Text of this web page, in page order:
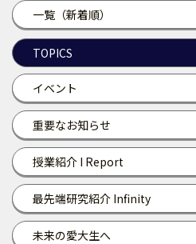
一覧（新着順）
TOPICS
イベント
重要なお知らせ
授業紹介 I Report
最先端研究紹介 Infinity
未来の愛大生へ